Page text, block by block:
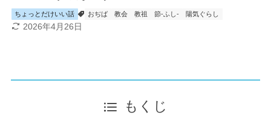
ちょっとだけいい話 おぢば 教会 教祖 節-ふし- 陽気ぐらし
2026年4月26日
もくじ